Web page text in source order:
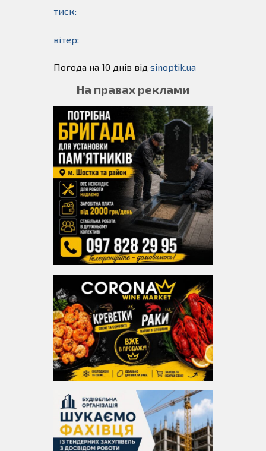
тиск:
вітер:
Погода на 10 днів від sinoptik.ua
На правах реклами